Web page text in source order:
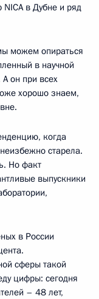
NICA в Дубне и ряд
можем опираться
в научной
он при всех
хорошо знаем,
когда
старела.
Но факт
выпускники
в России
сферы такой
цифры: сегодня
– 48 лет,